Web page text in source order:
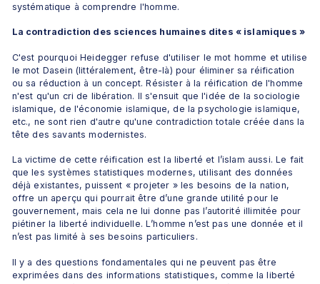
systématique à comprendre l'homme.
La contradiction des sciences humaines dites « islamiques »
C'est pourquoi Heidegger refuse d'utiliser le mot homme et utilise
le mot Dasein (littéralement, être-là) pour éliminer sa réification
ou sa réduction à un concept. Résister à la réification de l'homme
n'est qu'un cri de libération. Il s'ensuit que l'idée de la sociologie
islamique, de l'économie islamique, de la psychologie islamique,
etc., ne sont rien d'autre qu'une contradiction totale créée dans la
tête des savants modernistes.
La victime de cette réification est la liberté et l’islam aussi. Le fait
que les systèmes statistiques modernes, utilisant des données
déjà existantes, puissent « projeter » les besoins de la nation,
offre un aperçu qui pourrait être d’une grande utilité pour le
gouvernement, mais cela ne lui donne pas l’autorité illimitée pour
piétiner la liberté individuelle. L’homme n’est pas une donnée et il
n’est pas limité à ses besoins particuliers.
Il y a des questions fondamentales qui ne peuvent pas être
exprimées dans des informations statistiques, comme la liberté